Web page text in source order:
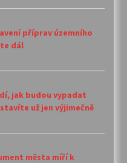
příprav územního
dál
jak budou vypadat
už jen výjimečně
města míří k